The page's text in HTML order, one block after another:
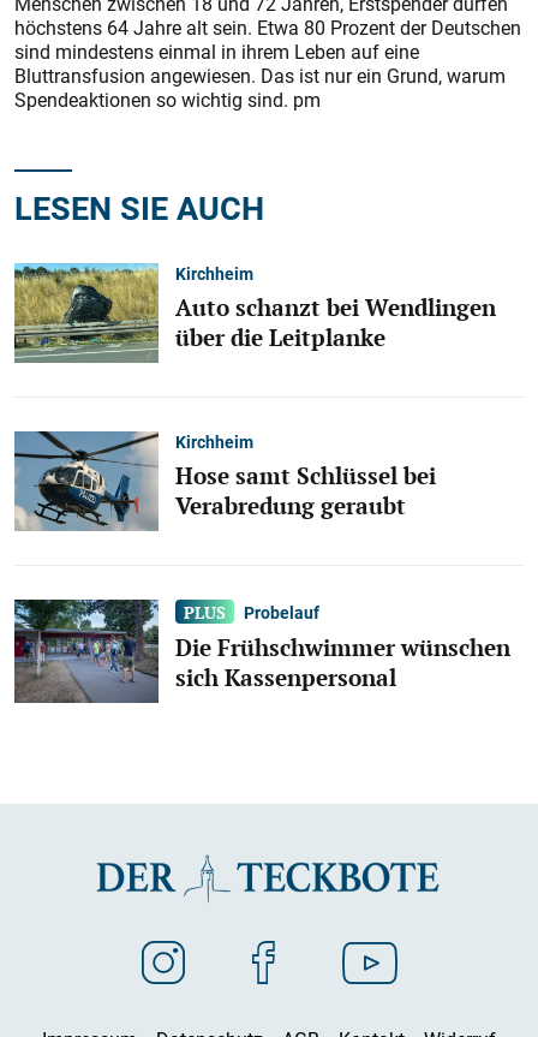
höchstens 64 Jahre alt sein. Etwa 80 Prozent der Deutschen
sind mindestens einmal in ihrem Leben auf eine
Bluttransfusion angewiesen. Das ist nur ein Grund, warum
Spendeaktionen so wichtig sind. pm
LESEN SIE AUCH
Kirchheim
Auto schanzt bei Wendlingen
über die Leitplanke
Kirchheim
Hose samt Schlüssel bei
Verabredung geraubt
Probelauf
Die Frühschwimmer wünschen
sich Kassenpersonal